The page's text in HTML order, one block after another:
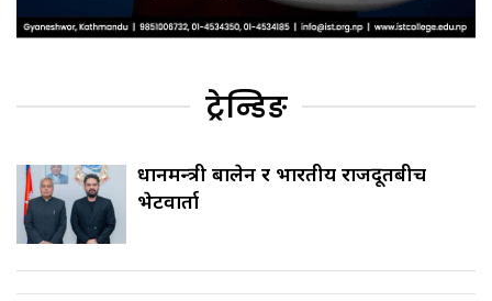
ट्रेन्डिङ
प्रधानमन्त्री बालेन र भारतीय राजदूतबीच
भेटवार्ता